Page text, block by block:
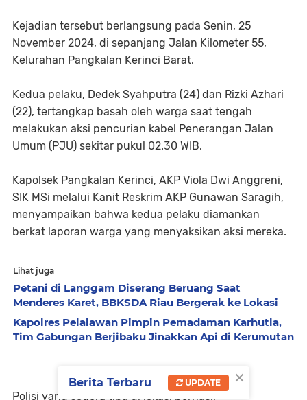
Kejadian tersebut berlangsung pada Senin, 25
November 2024, di sepanjang Jalan Kilometer 55,
Kelurahan Pangkalan Kerinci Barat.
Kedua pelaku, Dedek Syahputra (24) dan Rizki Azhari
(22), tertangkap basah oleh warga saat tengah
melakukan aksi pencurian kabel Penerangan Jalan
Umum (PJU) sekitar pukul 02.30 WIB.
Kapolsek Pangkalan Kerinci, AKP Viola Dwi Anggreni,
SIK MSi melalui Kanit Reskrim AKP Gunawan Saragih,
menyampaikan bahwa kedua pelaku diamankan
berkat laporan warga yang menyaksikan aksi mereka.
Lihat juga
Petani di Langgam Diserang Beruang Saat
Menderes Karet, BBKSDA Riau Bergerak ke Lokasi
Kapolres Pelalawan Pimpin Pemadaman Karhutla,
Tim Gabungan Berjibaku Jinakkan Api di Kerumutan
Polisi yang segera tiba di lokasi berhasil
×
Berita Terbaru UPDATE